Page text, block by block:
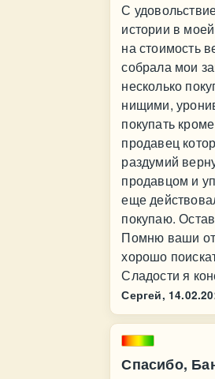
С
истории в
на стоимость
собрала мои
несколько
нищими,
покупать
продавец
раздумий
продавцом и
еще
покупаю.
Помню ваши
хорошо
Сладости я
Сергей,
Спасибо,